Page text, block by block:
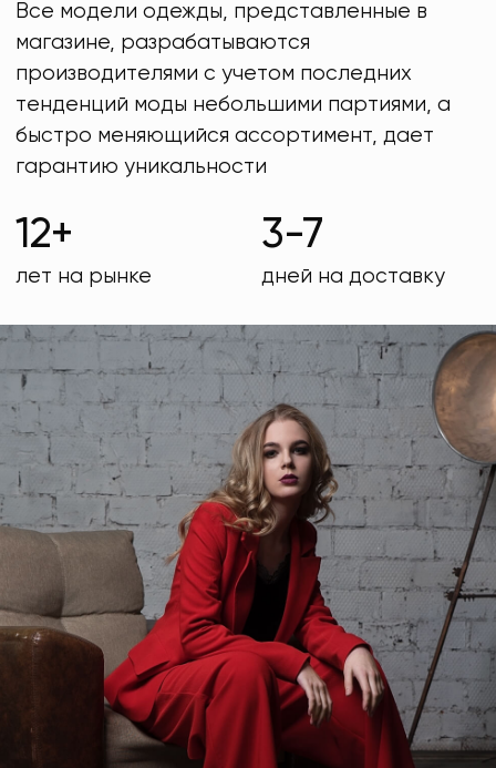
Все модели одежды, представленные в
магазине, разрабатываются
производителями с учетом последних
тенденций моды небольшими партиями, а
быстро меняющийся ассортимент, дает
гарантию уникальности
12+
лет на рынке
3-7
дней на доставку